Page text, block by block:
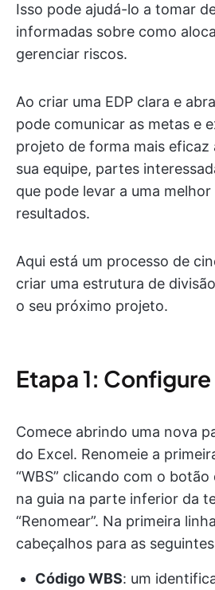
Isso pode ajudá-lo a tomar
informadas sobre como
gerenciar riscos.
Ao criar uma EDP clara e
pode comunicar as metas e
projeto de forma mais eficaz
sua equipe, partes
que pode levar a uma
resultados.
Aqui está um processo de
criar uma estrutura de
o seu próximo projeto.
Etapa 1:
Comece abrindo uma nova
do Excel. Renomeie a
“WBS” clicando com o
na guia na parte inferior da
“Renomear”. Na primeira
cabeçalhos para as
Código WBS: um